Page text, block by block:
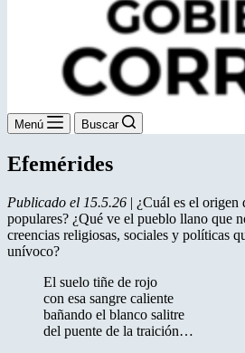
Menú Buscar
Efemérides
Publicado el 15.5.26 | ¿Cuál es el origen
populares? ¿Qué ve el pueblo llano que
creencias religiosas, sociales y políticas
unívoco?
El suelo tiñe de rojo
con esa sangre caliente
bañando el blanco salitre
del puente de la traición…